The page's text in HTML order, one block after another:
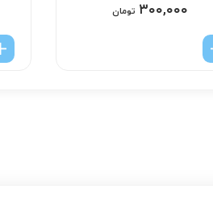
۳۰۰,۰۰۰ تومان